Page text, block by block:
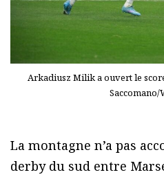
Arkadiusz Milik a ouvert le
La montagne n’a pas
derby du sud entre